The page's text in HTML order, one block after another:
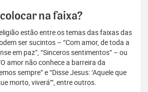
na faixa?
estão entre os temas das faixas das
ser sucintos – “Com amor, de toda a
em paz”, “Sinceros sentimentos” – ou
amor não conhece a barreira da
sempre” e “Disse Jesus: ‘Aquele que
morto, viverá’”, entre outros.